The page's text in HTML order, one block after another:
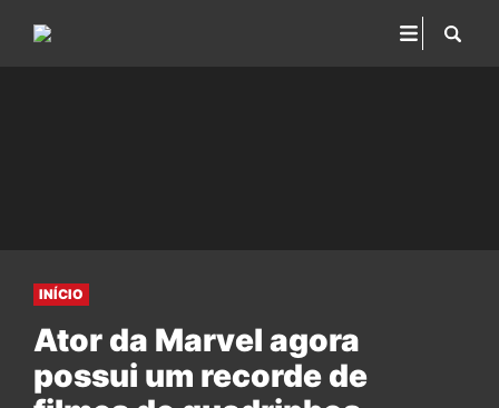
INÍCIO
Ator da Marvel agora
possui um recorde de